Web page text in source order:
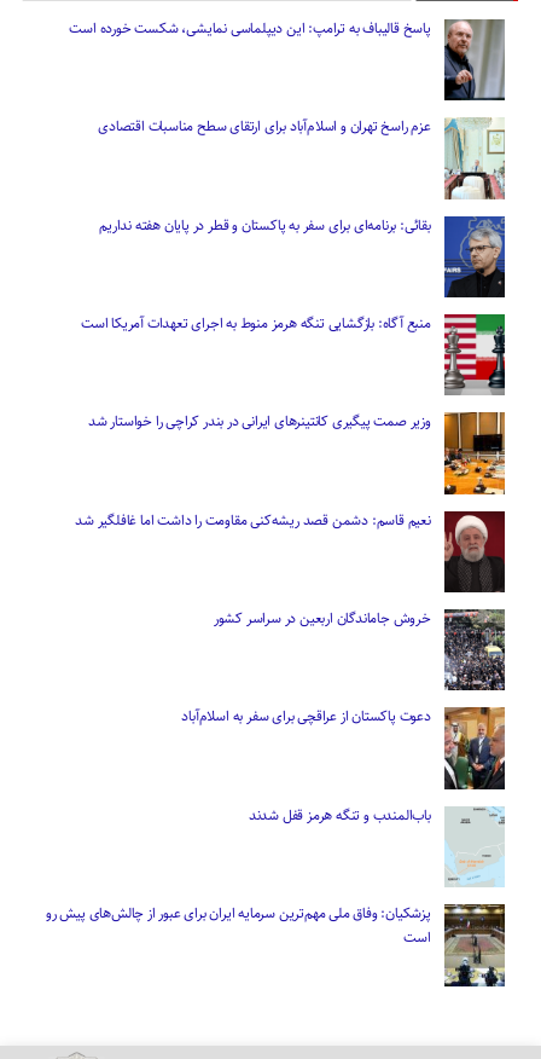
پاسخ قالیباف به ترامپ: این دیپلماسی نمایشی، شکست خورده است
عزم راسخ تهران و اسلام‌آباد برای ارتقای سطح مناسبات اقتصادی
بقائی: برنامه‌ای برای سفر به پاکستان و قطر در پایان هفته نداریم
منبع آگاه: بازگشایی تنگه هرمز منوط به اجرای تعهدات آمریکا است
وزیر صمت پیگیری کانتینر‌های ایرانی در بندر کراچی را خواستار شد
نعیم قاسم: دشمن قصد ریشه‌کنی مقاومت را داشت اما غافلگیر شد
خروش جاماندگان اربعین در سراسر کشور
دعوت پاکستان از عراقچی برای سفر به اسلام‌آباد
باب‌المندب و تنگه هرمز قفل شدند
پزشکیان: وفاق ملی مهم‌ترین سرمایه ایران برای عبور از چالش‌های پیش رو
است